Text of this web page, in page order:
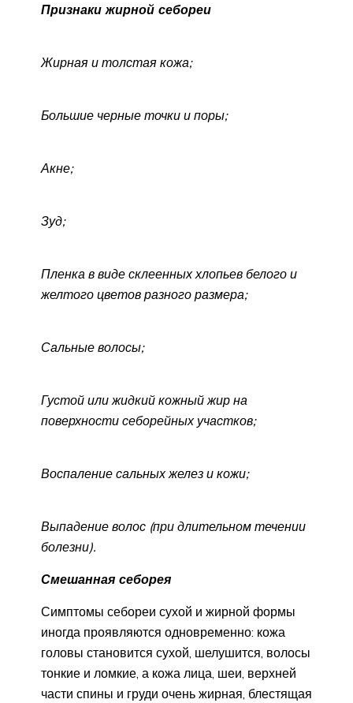
Признаки жирной себореи
Жирная и толстая кожа;
Большие черные точки и поры;
Акне;
Зуд;
Пленка в виде склеенных хлопьев белого и
желтого цветов разного размера;
Сальные волосы;
Густой или жидкий кожный жир на
поверхности себорейных участков;
Воспаление сальных желез и кожи;
Выпадение волос (при длительном течении
болезни).
Смешанная себорея
Симптомы себореи сухой и жирной формы
иногда проявляются одновременно: кожа
головы становится сухой, шелушится, волосы
тонкие и ломкие, а кожа лица, шеи, верхней
части спины и груди очень жирная, блестящая